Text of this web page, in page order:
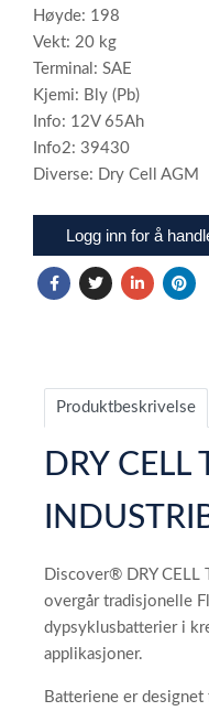
Høyde: 198
Vekt: 20 kg
Terminal: SAE
Kjemi: Bly (Pb)
Info: 12V 65Ah
Info2: 39430
Diverse: Dry Cell AGM
Logg inn for å
Produktbeskrivelse
DRY CELL
Discover® DRY CELL
overgår tradisjonelle
dypsyklusbatterier i
applikasjoner.
Batteriene er